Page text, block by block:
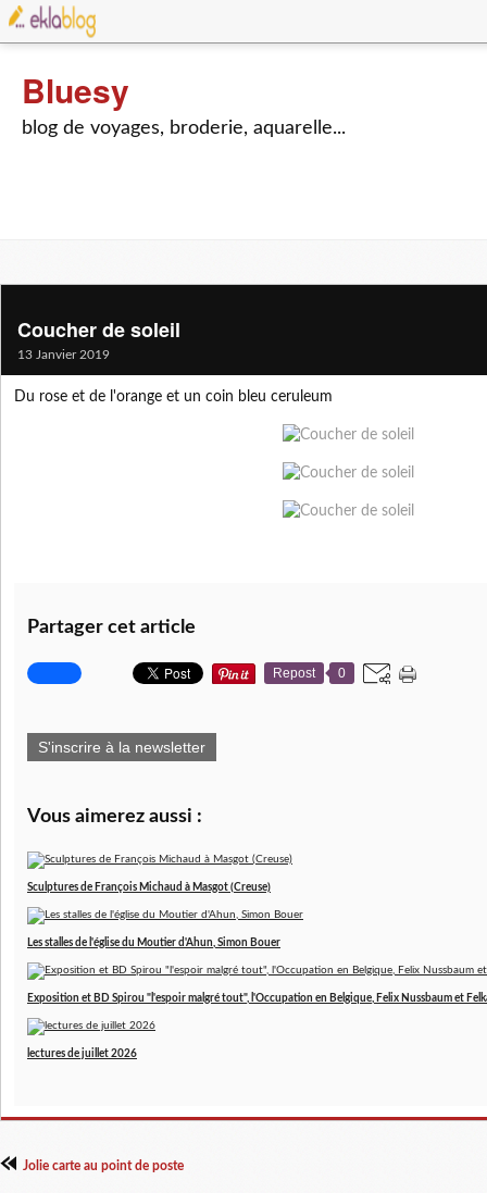
Bluesy
blog de voyages, broderie, aquarelle...
Coucher de soleil
13 Janvier 2019
Du rose et de l'orange et un coin bleu ceruleum
Partager cet article
Repost 0
S'inscrire à la newsletter
Vous aimerez aussi :
Sculptures de François Michaud à Masgot (Creuse)
Les stalles de l'église du Moutier d'Ahun, Simon Bouer
Exposition et BD Spirou "l'espoir malgré tout", l'Occupation en Belgique, Felix Nussbaum et
lectures de juillet 2026
Jolie carte au point de poste